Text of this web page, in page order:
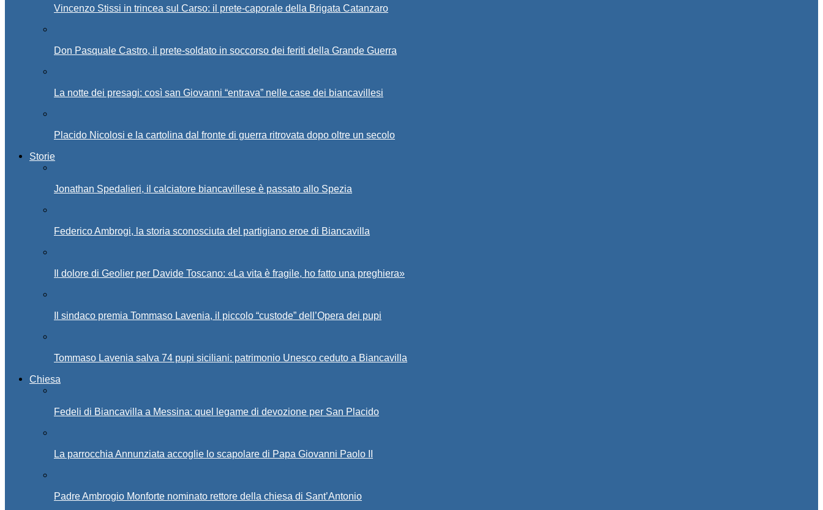
Vincenzo Stissi in trincea sul Carso: il prete-caporale della Brigata Catanzaro
Don Pasquale Castro, il prete-soldato in soccorso dei feriti della Grande Guerra
La notte dei presagi: così san Giovanni “entrava” nelle case dei biancavillesi
Placido Nicolosi e la cartolina dal fronte di guerra ritrovata dopo oltre un secolo
Storie
Jonathan Spedalieri, il calciatore biancavillese è passato allo Spezia
Federico Ambrogi, la storia sconosciuta del partigiano eroe di Biancavilla
Il dolore di Geolier per Davide Toscano: «La vita è fragile, ho fatto una preghiera»
Il sindaco premia Tommaso Lavenia, il piccolo “custode” dell’Opera dei pupi
Tommaso Lavenia salva 74 pupi siciliani: patrimonio Unesco ceduto a Biancavilla
Chiesa
Fedeli di Biancavilla a Messina: quel legame di devozione per San Placido
La parrocchia Annunziata accoglie lo scapolare di Papa Giovanni Paolo II
Padre Ambrogio Monforte nominato rettore della chiesa di Sant’Antonio